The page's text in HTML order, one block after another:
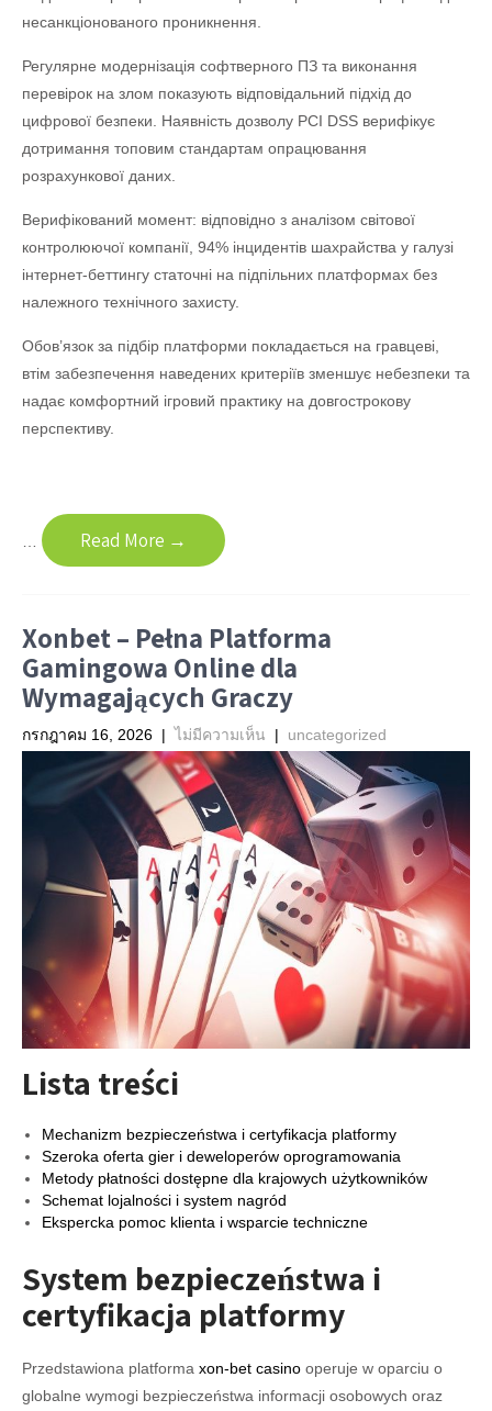
несанкціонованого проникнення.
Регулярне модернізація софтверного ПЗ та виконання
перевірок на злом показують відповідальний підхід до
цифрової безпеки. Наявність дозволу PCI DSS верифікує
дотримання топовим стандартам опрацювання
розрахункової даних.
Верифікований момент: відповідно з аналізом світової
контролюючої компанії, 94% інцидентів шахрайства у галузі
інтернет-беттингу статочні на підпільних платформах без
належного технічного захисту.
Обов’язок за підбір платформи покладається на гравцеві,
втім забезпечення наведених критеріїв зменшує небезпеки та
надає комфортний ігровий практику на довгострокову
перспективу.
Read More →
Xonbet – Pełna Platforma
Gamingowa Online dla
Wymagających Graczy
กรกฎาคม 16, 2026 |ไม่มีความเห็น | uncategorized
Lista treści
Mechanizm bezpieczeństwa i certyfikacja platformy
Szeroka oferta gier i deweloperów oprogramowania
Metody płatności dostępne dla krajowych użytkowników
Schemat lojalności i system nagród
Ekspercka pomoc klienta i wsparcie techniczne
System bezpieczeństwa i
certyfikacja platformy
Przedstawiona platforma xon-bet casino operuje w oparciu o
globalne wymogi bezpieczeństwa informacji osobowych oraz